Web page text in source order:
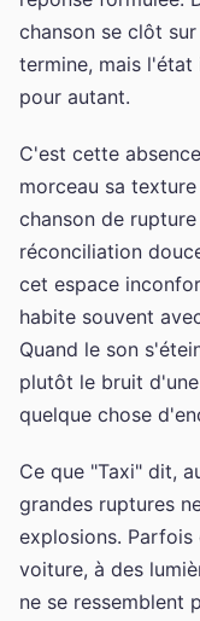
chanson se clôt
termine, mais l'état
pour autant.
C'est cette
morceau sa
chanson de
réconciliation
cet espace
habite souvent
Quand le son
plutôt le bruit
quelque chose
Ce que "Taxi" dit,
grandes ruptures
explosions. Parfois
voiture, à des
ne se ressemblent